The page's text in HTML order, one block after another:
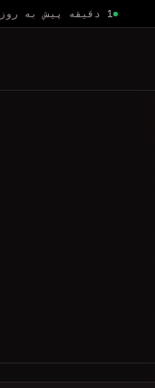
1 دقیقه پیش به روزرسانی شد